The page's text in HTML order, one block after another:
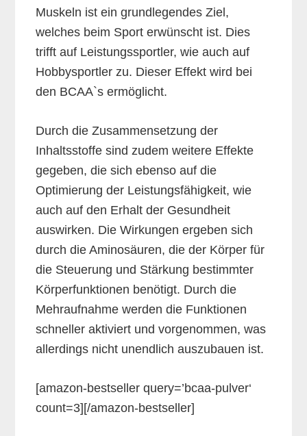
Muskeln ist ein grundlegendes Ziel,
welches beim Sport erwünscht ist. Dies
trifft auf Leistungssportler, wie auch auf
Hobbysportler zu. Dieser Effekt wird bei
den BCAA`s ermöglicht.
Durch die Zusammensetzung der
Inhaltsstoffe sind zudem weitere Effekte
gegeben, die sich ebenso auf die
Optimierung der Leistungsfähigkeit, wie
auch auf den Erhalt der Gesundheit
auswirken. Die Wirkungen ergeben sich
durch die Aminosäuren, die der Körper für
die Steuerung und Stärkung bestimmter
Körperfunktionen benötigt. Durch die
Mehraufnahme werden die Funktionen
schneller aktiviert und vorgenommen, was
allerdings nicht unendlich auszubauen ist.
[amazon-bestseller query=’bcaa-pulver‘
count=3][/amazon-bestseller]